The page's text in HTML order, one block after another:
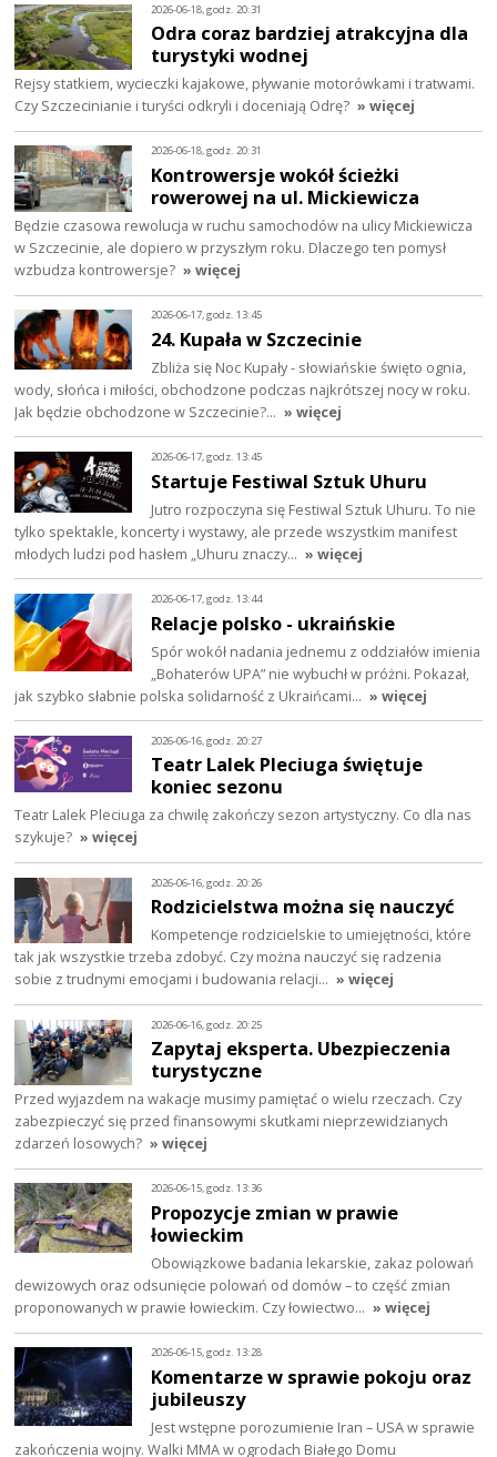
2026-06-18, godz. 20:31
Odra coraz bardziej atrakcyjna dla
turystyki wodnej
Rejsy statkiem, wycieczki kajakowe, pływanie motorówkami i tratwami.
Czy Szczecinianie i turyści odkryli i doceniają Odrę? » więcej
2026-06-18, godz. 20:31
Kontrowersje wokół ścieżki
rowerowej na ul. Mickiewicza
Będzie czasowa rewolucja w ruchu samochodów na ulicy Mickiewicza
w Szczecinie, ale dopiero w przyszłym roku. Dlaczego ten pomysł
wzbudza kontrowersje? » więcej
2026-06-17, godz. 13:45
24. Kupała w Szczecinie
Zbliża się Noc Kupały - słowiańskie święto ognia,
wody, słońca i miłości, obchodzone podczas najkrótszej nocy w roku.
Jak będzie obchodzone w Szczecinie?… » więcej
2026-06-17, godz. 13:45
Startuje Festiwal Sztuk Uhuru
Jutro rozpoczyna się Festiwal Sztuk Uhuru. To nie
tylko spektakle, koncerty i wystawy, ale przede wszystkim manifest
młodych ludzi pod hasłem „Uhuru znaczy… » więcej
2026-06-17, godz. 13:44
Relacje polsko - ukraińskie
Spór wokół nadania jednemu z oddziałów imienia
„Bohaterów UPA” nie wybuchł w próżni. Pokazał,
jak szybko słabnie polska solidarność z Ukraińcami… » więcej
2026-06-16, godz. 20:27
Teatr Lalek Pleciuga świętuje
koniec sezonu
Teatr Lalek Pleciuga za chwilę zakończy sezon artystyczny. Co dla nas
szykuje? » więcej
2026-06-16, godz. 20:26
Rodzicielstwa można się nauczyć
Kompetencje rodzicielskie to umiejętności, które
tak jak wszystkie trzeba zdobyć. Czy można nauczyć się radzenia
sobie z trudnymi emocjami i budowania relacji… » więcej
2026-06-16, godz. 20:25
Zapytaj eksperta. Ubezpieczenia
turystyczne
Przed wyjazdem na wakacje musimy pamiętać o wielu rzeczach. Czy
zabezpieczyć się przed finansowymi skutkami nieprzewidzianych
zdarzeń losowych? » więcej
2026-06-15, godz. 13:36
Propozycje zmian w prawie
łowieckim
Obowiązkowe badania lekarskie, zakaz polowań
dewizowych oraz odsunięcie polowań od domów – to część zmian
proponowanych w prawie łowieckim. Czy łowiectwo… » więcej
2026-06-15, godz. 13:28
Komentarze w sprawie pokoju oraz
jubileuszy
Jest wstępne porozumienie Iran – USA w sprawie
zakończenia wojny. Walki MMA w ogrodach Białego Domu